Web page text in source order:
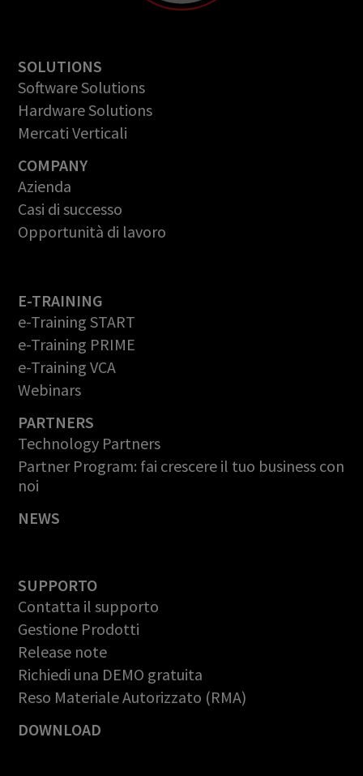
SOLUTIONS
Software Solutions
Hardware Solutions
Mercati Verticali
COMPANY
Azienda
Casi di successo
Opportunità di lavoro
E-TRAINING
e-Training START
e-Training PRIME
e-Training VCA
Webinars
PARTNERS
Technology Partners
Partner Program: fai crescere il tuo business con
noi
NEWS
SUPPORTO
Contatta il supporto
Gestione Prodotti
Release note
Richiedi una DEMO gratuita
Reso Materiale Autorizzato (RMA)
DOWNLOAD